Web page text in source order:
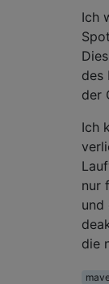
Ich
des
der
Ich
nur
und
die